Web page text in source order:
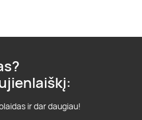
ir dar daugiau!